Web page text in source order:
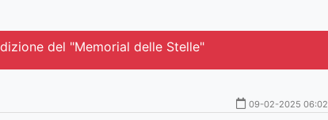
del "Memorial delle Stelle"
09-02-2025 06:02